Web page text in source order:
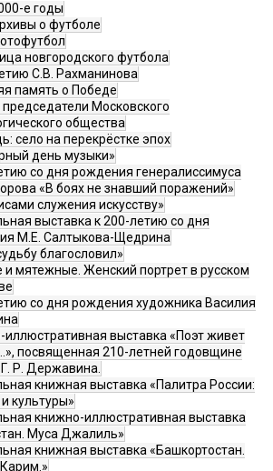
е годы
о футболе
новгородского футбола
С.В. Рахманинова
память о Победе
Московского
общества
село на перекрёстке эпох
день музыки»
со дня рождения генералиссимуса
«В боях не знавший поражений»
служения искусству»
выставка к 200-летию со дня
М.Е. Салтыкова-Щедрина
благословил»
мятежные. Женский портрет в русском
со дня рождения художника Василия
выставка «Поэт живет
посвященная 210-летней годовщине
Р. Державина.
книжная выставка «Палитра России:
культуры»
книжно-иллюстративная выставка
Муса Джалиль»
книжная выставка «Башкортостан.